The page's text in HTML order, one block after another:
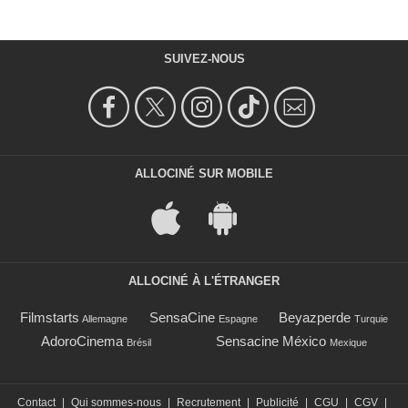
SUIVEZ-NOUS
ALLOCINÉ SUR MOBILE
ALLOCINÉ À L'ÉTRANGER
Filmstarts Allemagne SensaCine Espagne Beyazperde Turquie
AdoroCinema Brésil Sensacine México Mexique
Contact Qui sommes-nous Recrutement Publicité CGU CGV